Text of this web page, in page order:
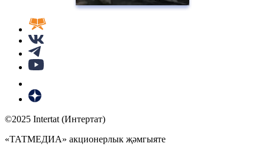
©2025 Intertat (Интертат)
«ТАТМЕДИА» акционерлык җәмгыяте